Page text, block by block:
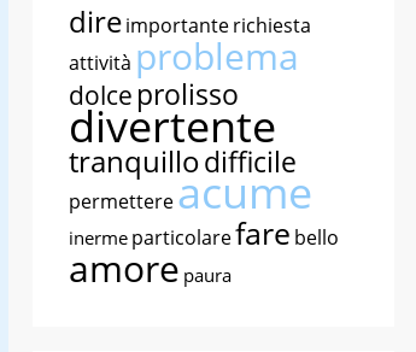
direimportanterichiesta
attività problema
dolce prolisso
divertente
tranquillodifficile
permettereacume
inerme particolarefare bello
amore paura